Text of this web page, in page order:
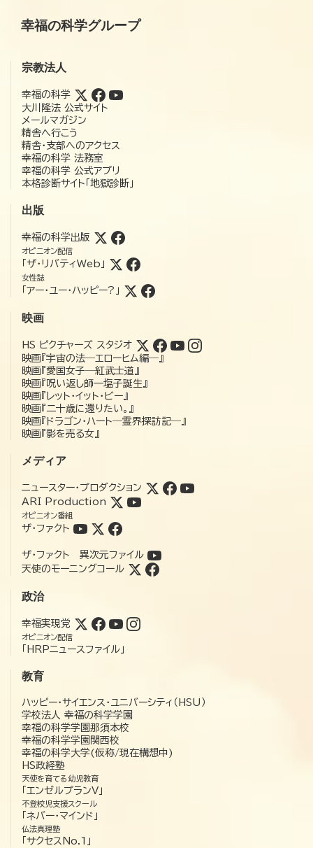
幸福の科学グループ
宗教法人
幸福の科学
大川隆法 公式サイト
メールマガジン
精舎へ行こう
精舎・支部へのアクセス
幸福の科学 法務室
幸福の科学 公式アプリ
本格診断サイト「地獄診断」
出版
幸福の科学出版
オピニオン配信
「ザ・リバティWeb」
女性誌
「アー・ユー・ハッピー?」
映画
HS ピクチャーズ スタジオ
映画『宇宙の法―エローヒム編―』
映画『愛国女子―紅武士道』
映画『呪い返し師—塩子誕生』
映画『レット・イット・ビー』
映画『二十歳に還りたい。』
映画『ドラゴン・ハート―霊界探訪記―』
映画『影を売る女』
メディア
ニュースター・プロダクション
ARI Production
オピニオン番組
ザ・ファクト
ザ・ファクト 異次元ファイル
天使のモーニングコール
政治
幸福実現党
オピニオン配信
「HRPニュースファイル」
教育
ハッピー・サイエンス・ユニバーシティ（HSU）
学校法人 幸福の科学学園
幸福の科学学園那須本校
幸福の科学学園関西校
幸福の科学大学(仮称/現在構想中)
HS政経塾
天使を育てる幼児教育
「エンゼルプランV」
不登校児支援スクール
「ネバー・マインド」
仏法真理塾
「サクセスNo.1」